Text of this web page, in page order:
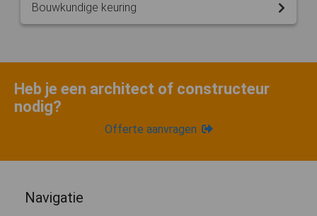
Bouwkundige keuring
Heb je een architect of constructeur
nodig?
Offerte aanvragen
Navigatie